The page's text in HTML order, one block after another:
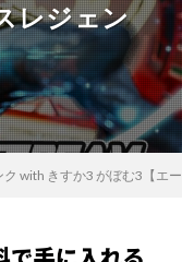
レジェン
ク with きすか3 がぼむ3【エ